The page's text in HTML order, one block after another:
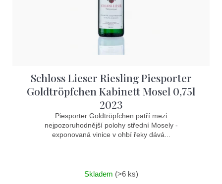
Schloss Lieser Riesling Piesporter
Goldtröpfchen Kabinett Mosel 0,75l
2023
Piesporter Goldtröpfchen patří mezi
nejpozoruhodnější polohy střední Mosely -
exponovaná vinice v ohbí řeky dává...
Skladem (>6 ks)